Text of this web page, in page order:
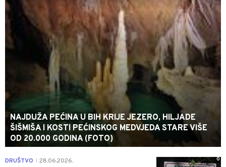
NAJDUŽA PEĆINA U BIH KRIJE JEZERO, HILJADE
ŠIŠMIŠA I KOSTI PEĆINSKOG MEDVJEDA STARE VIŠE
OD 20.000 GODINA (FOTO)
0
DRUŠTVO 28.06.2026.